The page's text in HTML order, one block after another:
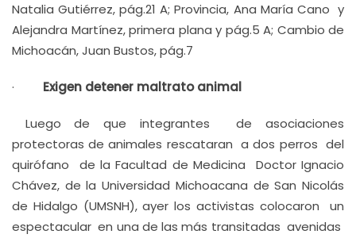
Natalia Gutiérrez, pág.21 A; Provincia, Ana María Cano y
Alejandra Martínez, primera plana y pág.5 A; Cambio de
Michoacán, Juan Bustos, pág.7
· Exigen detener maltrato animal
Luego de que integrantes de asociaciones
protectoras de animales rescataran a dos perros del
quirófano de la Facultad de Medicina Doctor Ignacio
Chávez, de la Universidad Michoacana de San Nicolás
de Hidalgo (UMSNH), ayer los activistas colocaron un
espectacular en una de las más transitadas avenidas